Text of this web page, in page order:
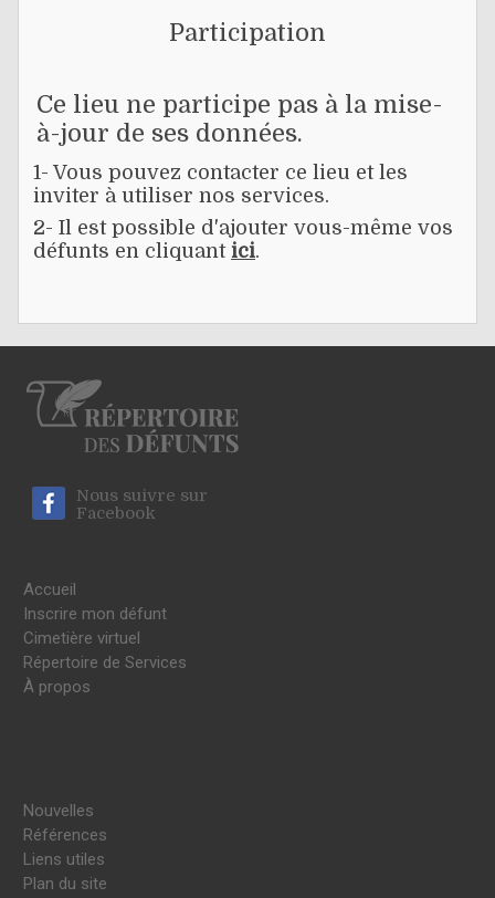
Participation
Ce lieu ne participe pas à la mise-
à-jour de ses données.
1- Vous pouvez contacter ce lieu et les
inviter à utiliser nos services.
2- Il est possible d'ajouter vous-même vos
défunts en cliquant ici.
Nous suivre sur
Facebook
Accueil
Inscrire mon défunt
Cimetière virtuel
Répertoire de Services
À propos
Nouvelles
Références
Liens utiles
Plan du site